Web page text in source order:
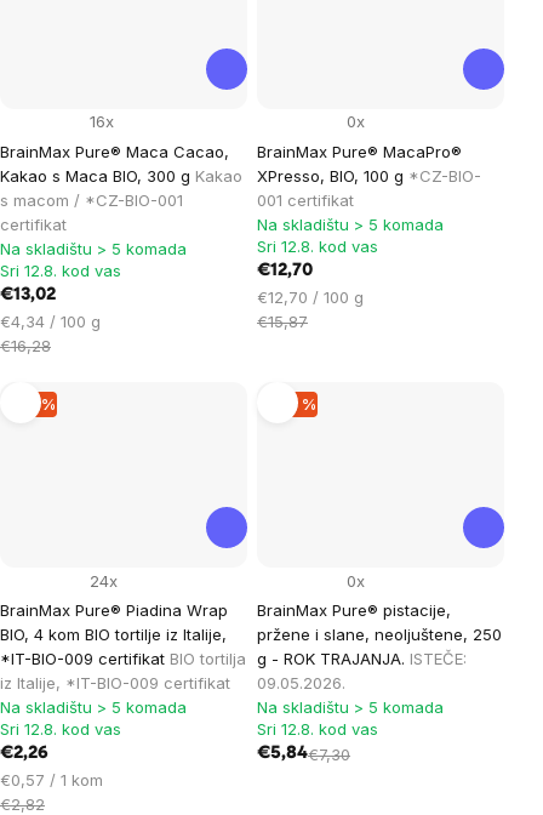
BrainMax Pure® Maca Cacao,
Kakao s Maca BIO, 300 g Kakao
s macom / *CZ-BIO-001
certifikat
16x
Na skladištu > 5 komada
Sri 12.8. kod vas
€13,02
Cijena
mjere:
€4,34 / 100 g
€16,28
BrainMax Pure® MacaPro®
XPresso, BIO, 100 g *CZ-BIO-
001 certifikat
0x
Na skladištu > 5 komada
Sri 12.8. kod vas
€12,70
Cijena
mjere:
€12,70 / 100 g
€15,87
–19 %
BrainMax Pure® Piadina Wrap
BIO, 4 kom BIO tortilje iz Italije,
*IT-BIO-009 certifikat BIO tortilja
iz Italije, *IT-BIO-009 certifikat
24x
Na skladištu > 5 komada
Sri 12.8. kod vas
€2,26
Cijena
mjere:
€0,57 / 1 kom
€2,82
–20 %
BrainMax Pure® pistacije,
pržene i slane, neoljuštene, 250
g - ROK TRAJANJA. ISTEČE:
09.05.2026.
0x
Na skladištu > 5 komada
Sri 12.8. kod vas
€5,84€7,30